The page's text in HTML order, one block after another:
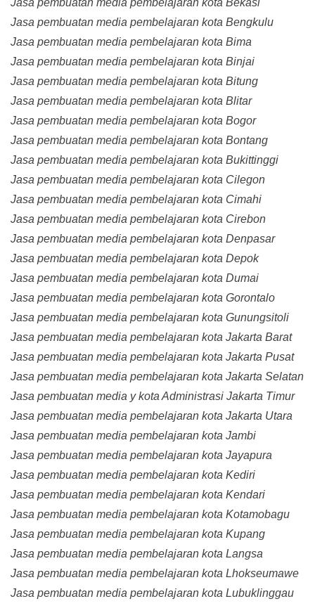
Jasa pembuatan media pembelajaran kota Bekasi
Jasa pembuatan media pembelajaran kota Bengkulu
Jasa pembuatan media pembelajaran kota Bima
Jasa pembuatan media pembelajaran kota Binjai
Jasa pembuatan media pembelajaran kota Bitung
Jasa pembuatan media pembelajaran kota Blitar
Jasa pembuatan media pembelajaran kota Bogor
Jasa pembuatan media pembelajaran kota Bontang
Jasa pembuatan media pembelajaran kota Bukittinggi
Jasa pembuatan media pembelajaran kota Cilegon
Jasa pembuatan media pembelajaran kota Cimahi
Jasa pembuatan media pembelajaran kota Cirebon
Jasa pembuatan media pembelajaran kota Denpasar
Jasa pembuatan media pembelajaran kota Depok
Jasa pembuatan media pembelajaran kota Dumai
Jasa pembuatan media pembelajaran kota Gorontalo
Jasa pembuatan media pembelajaran kota Gunungsitoli
Jasa pembuatan media pembelajaran kota Jakarta Barat
Jasa pembuatan media pembelajaran kota Jakarta Pusat
Jasa pembuatan media pembelajaran kota Jakarta Selatan
Jasa pembuatan media y kota Administrasi Jakarta Timur
Jasa pembuatan media pembelajaran kota Jakarta Utara
Jasa pembuatan media pembelajaran kota Jambi
Jasa pembuatan media pembelajaran kota Jayapura
Jasa pembuatan media pembelajaran kota Kediri
Jasa pembuatan media pembelajaran kota Kendari
Jasa pembuatan media pembelajaran kota Kotamobagu
Jasa pembuatan media pembelajaran kota Kupang
Jasa pembuatan media pembelajaran kota Langsa
Jasa pembuatan media pembelajaran kota Lhokseumawe
Jasa pembuatan media pembelajaran kota Lubuklinggau